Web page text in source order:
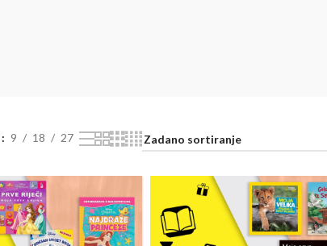
9 18 27